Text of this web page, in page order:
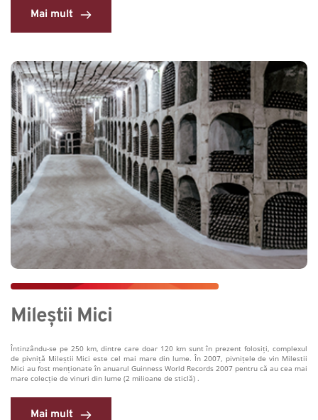
Mai mult
Mileștii Mici
Întinzându-se pe 250 km, dintre care doar 120 km sunt în prezent folosiți, complexul
de pivniță Mileștii Mici este cel mai mare din lume. În 2007, pivnițele de vin Milestii
Mici au fost menționate în anuarul Guinness World Records 2007 pentru că au cea mai
mare colecție de vinuri din lume (2 milioane de sticlă) .
Mai mult